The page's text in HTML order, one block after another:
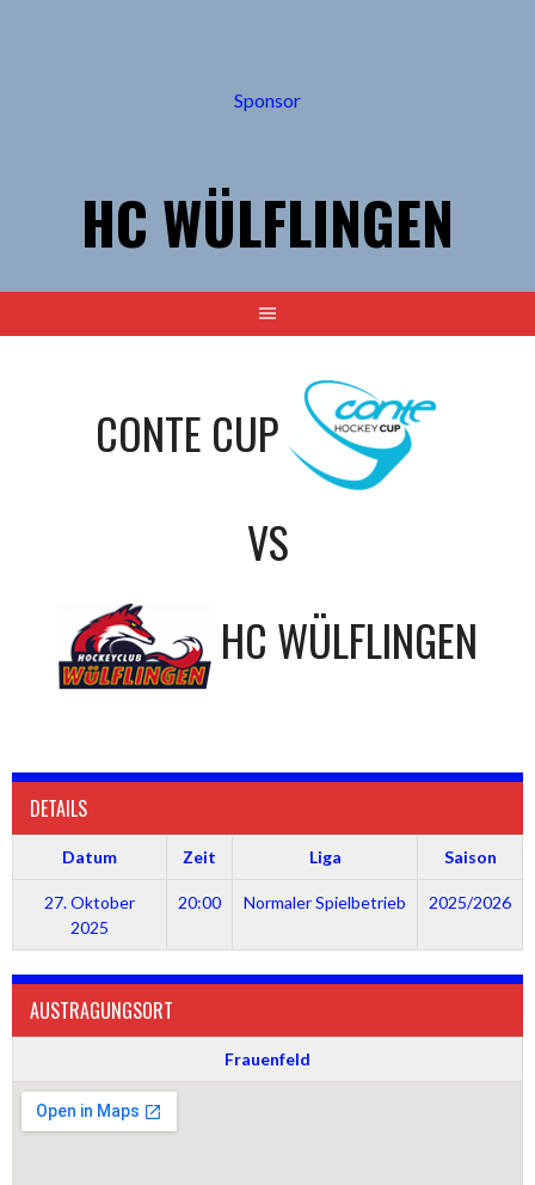
Sponsor
HC WÜLFLINGEN
CONTE CUP
VS
HC WÜLFLINGEN
DETAILS
Datum Zeit Liga Saison
27. Oktober
2025
20:00 Normaler Spielbetrieb 2025/2026
AUSTRAGUNGSORT
Frauenfeld